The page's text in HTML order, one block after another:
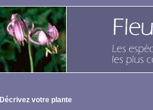
Décrivez votre plante